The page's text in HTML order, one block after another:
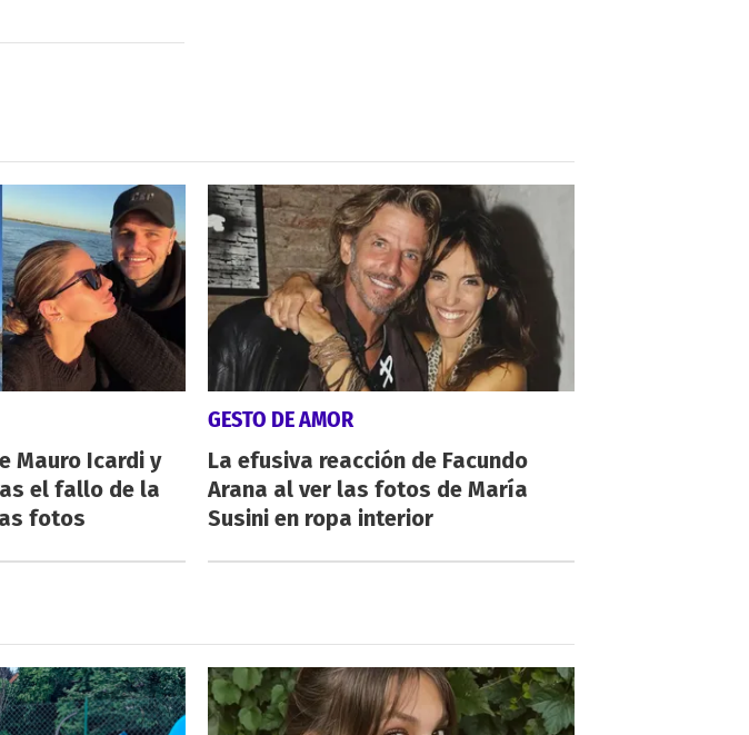
Mauro Icardi y
el fallo de la
fotos
GESTO DE AMOR
La efusiva reacción de Facundo
Arana al ver las fotos de María
Susini en ropa interior